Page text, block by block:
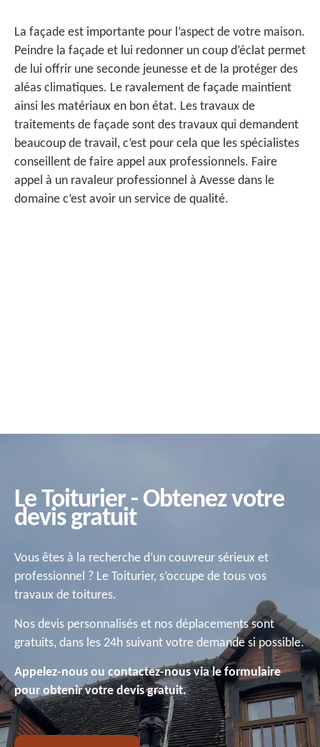
La façade est importante pour l’aspect de votre maison.
Peindre la façade et lui redonner un coup d’éclat permet
de lui offrir une seconde jeunesse et de la protéger des
aléas climatiques. Le ravalement de façade maintient
ainsi les matériaux en bon état. Les travaux de
traitements de façade sont des travaux qui demandent
beaucoup de travail, c’est pour cela que les spécialistes
conseillent de faire appel aux professionnels. Faire
appel à un ravaleur professionnel à Avesse dans le
domaine c’est avoir un service de qualité.
Le Toiturier - Obtenez votre
devis gratuit
Vous êtes à la recherche d’un couvreur sérieux et
professionnel ? Le Toiturier, s’occupe de tous vos
travaux de toitures.
Nos devis personnalisés et nos déplacements sont
gratuits, dans les 24h suivant votre demande si possible.
Appelez-nous ou contactez-nous via le formulaire
pour obtenir votre devis gratuit.